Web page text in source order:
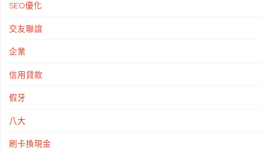
SEO優化
交友聯誼
企業
信用貸款
假牙
八大
刷卡換現金